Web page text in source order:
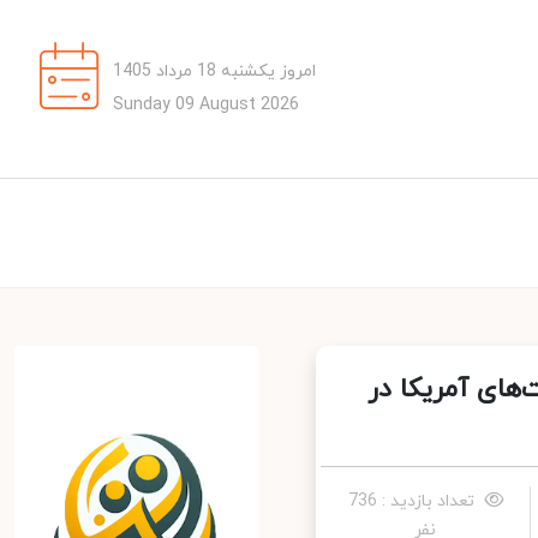
امروز یکشنبه 18 مرداد 1405
Sunday 09 August 2026
آمریکا در
تعداد بازدید : 736
نفر